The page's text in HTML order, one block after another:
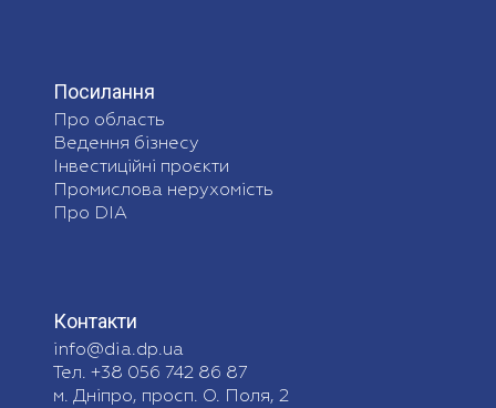
Посилання
Про область
Ведення бізнесу
Інвестиційні проєкти
Промислова нерухомість
Про DIA
Контакти
info@dia.dp.ua
Тел. +38 056 742 86 87
м. Дніпро, просп. О. Поля, 2